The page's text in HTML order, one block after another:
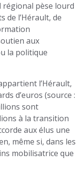
régional pèse lourd
de l’Hérault, de
aux
la politique
l’Hérault,
d’euros (source :
sont
à la transition
aux élus une
même si, dans les
mobilisatrice que